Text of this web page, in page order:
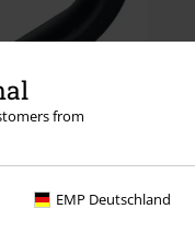
from
EMP Deutschland